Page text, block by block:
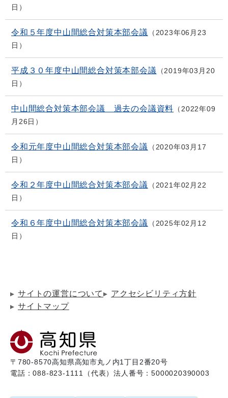
日
令和５年度中山間総合対策本部会議
2023年06月23
日
平成３０年度中山間総合対策本部会議
2019年03月20
日
中山間総合対策本部会議 過去の会議資料
2022年09
月26日
令和元年度中山間総合対策本部会議
2020年03月17
日
令和２年度中山間総合対策本部会議
2021年02月22
日
令和６年度中山間総合対策本部会議
2025年02月12
日
サイトの運営について
アクセシビリティ方針
サイトマップ
〒780-8570高知県高知市丸ノ内1丁目2番20号
電話：088-823-1111（代表）法人番号：5000020390003